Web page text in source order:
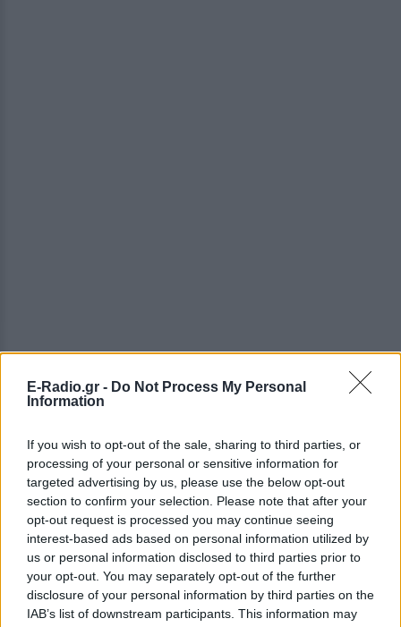
E-Radio.gr - Do Not Process My Personal
Information
If you wish to opt-out of the sale, sharing to third parties, or
processing of your personal or sensitive information for
targeted advertising by us, please use the below opt-out
section to confirm your selection. Please note that after your
opt-out request is processed you may continue seeing
interest-based ads based on personal information utilized by
us or personal information disclosed to third parties prior to
your opt-out. You may separately opt-out of the further
disclosure of your personal information by third parties on the
IAB’s list of downstream participants. This information may
ΔΕΙΤΕ ΕΠΙΣΗΣ
ΣΤΗΝ ΙΔΙΑ ΚΑΤΗΓΟΡΙΑ
Κατερίνα Παπουτσάκη: Ποζάρει
χαμογελαστή με μπικίνι στη
θάλασσα σε καλοκαιρινή
διάθεση
ΣΉΜΕΡΑ
Η ηθοποιός μοιράστηκε στιγμές από την
παραλία μέσα από Instagram stories,
ποζάροντας μέσα στο νερό με τα αγόρια